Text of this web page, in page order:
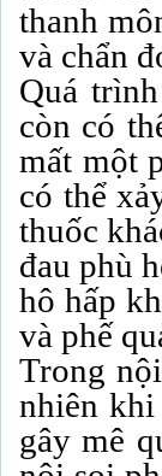
thanh
và chẩn
Quá
còn có
mất một
có thể
thuốc
đau phù
hô hấp
và phế
Trong
nhiên khi
gây mê